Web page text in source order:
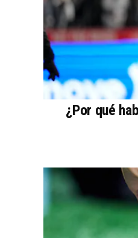
¿Por qué